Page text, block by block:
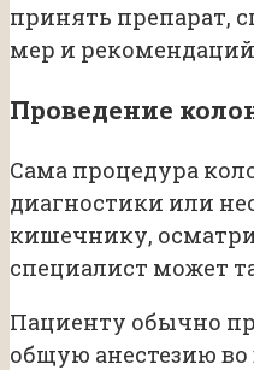
принять препарат,
мер и
Проведение
Сама процедура
диагностики или
кишечнику,
специалист может
Пациенту обычно
общую анестезию